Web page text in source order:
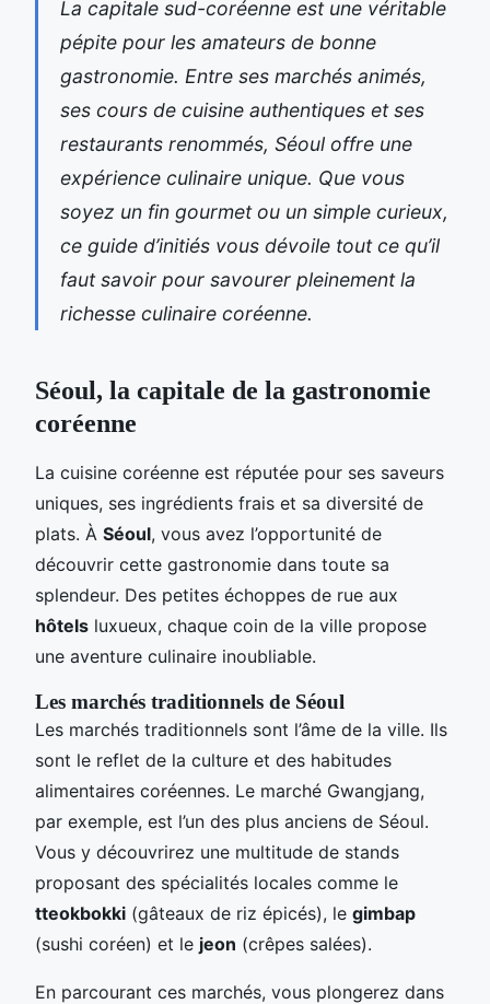
La capitale sud-coréenne est une véritable
pépite pour les amateurs de bonne
gastronomie. Entre ses marchés animés,
ses cours de cuisine authentiques et ses
restaurants renommés, Séoul offre une
expérience culinaire unique. Que vous
soyez un fin gourmet ou un simple curieux,
ce guide d’initiés vous dévoile tout ce qu’il
faut savoir pour savourer pleinement la
richesse culinaire coréenne.
Séoul, la capitale de la gastronomie
coréenne
La cuisine coréenne est réputée pour ses saveurs
uniques, ses ingrédients frais et sa diversité de
plats. À Séoul, vous avez l’opportunité de
découvrir cette gastronomie dans toute sa
splendeur. Des petites échoppes de rue aux
hôtels luxueux, chaque coin de la ville propose
une aventure culinaire inoubliable.
Les marchés traditionnels de Séoul
Les marchés traditionnels sont l’âme de la ville. Ils
sont le reflet de la culture et des habitudes
alimentaires coréennes. Le marché Gwangjang,
par exemple, est l’un des plus anciens de Séoul.
Vous y découvrirez une multitude de stands
proposant des spécialités locales comme le
tteokbokki (gâteaux de riz épicés), le gimbap
(sushi coréen) et le jeon (crêpes salées).
En parcourant ces marchés, vous plongerez dans